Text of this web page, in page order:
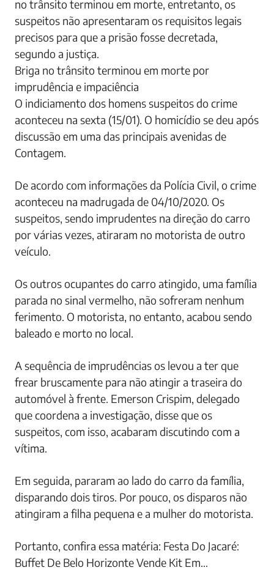
no trânsito terminou em morte, entretanto, os
suspeitos não apresentaram os requisitos legais
precisos para que a prisão fosse decretada,
segundo a justiça.
Briga no trânsito terminou em morte por
imprudência e impaciência
O indiciamento dos homens suspeitos do crime
aconteceu na sexta (15/01). O homicídio se deu após
discussão em uma das principais avenidas de
Contagem.
De acordo com informações da Polícia Civil, o crime
aconteceu na madrugada de 04/10/2020. Os
suspeitos, sendo imprudentes na direção do carro
por várias vezes, atiraram no motorista de outro
veículo.
Os outros ocupantes do carro atingido, uma família
parada no sinal vermelho, não sofreram nenhum
ferimento. O motorista, no entanto, acabou sendo
baleado e morto no local.
A sequência de imprudências os levou a ter que
frear bruscamente para não atingir a traseira do
automóvel à frente. Emerson Crispim, delegado
que coordena a investigação, disse que os
suspeitos, com isso, acabaram discutindo com a
vítima.
Em seguida, pararam ao lado do carro da família,
disparando dois tiros. Por pouco, os disparos não
atingiram a filha pequena e a mulher do motorista.
Portanto, confira essa matéria: Festa Do Jacaré:
Buffet De Belo Horizonte Vende Kit Em…